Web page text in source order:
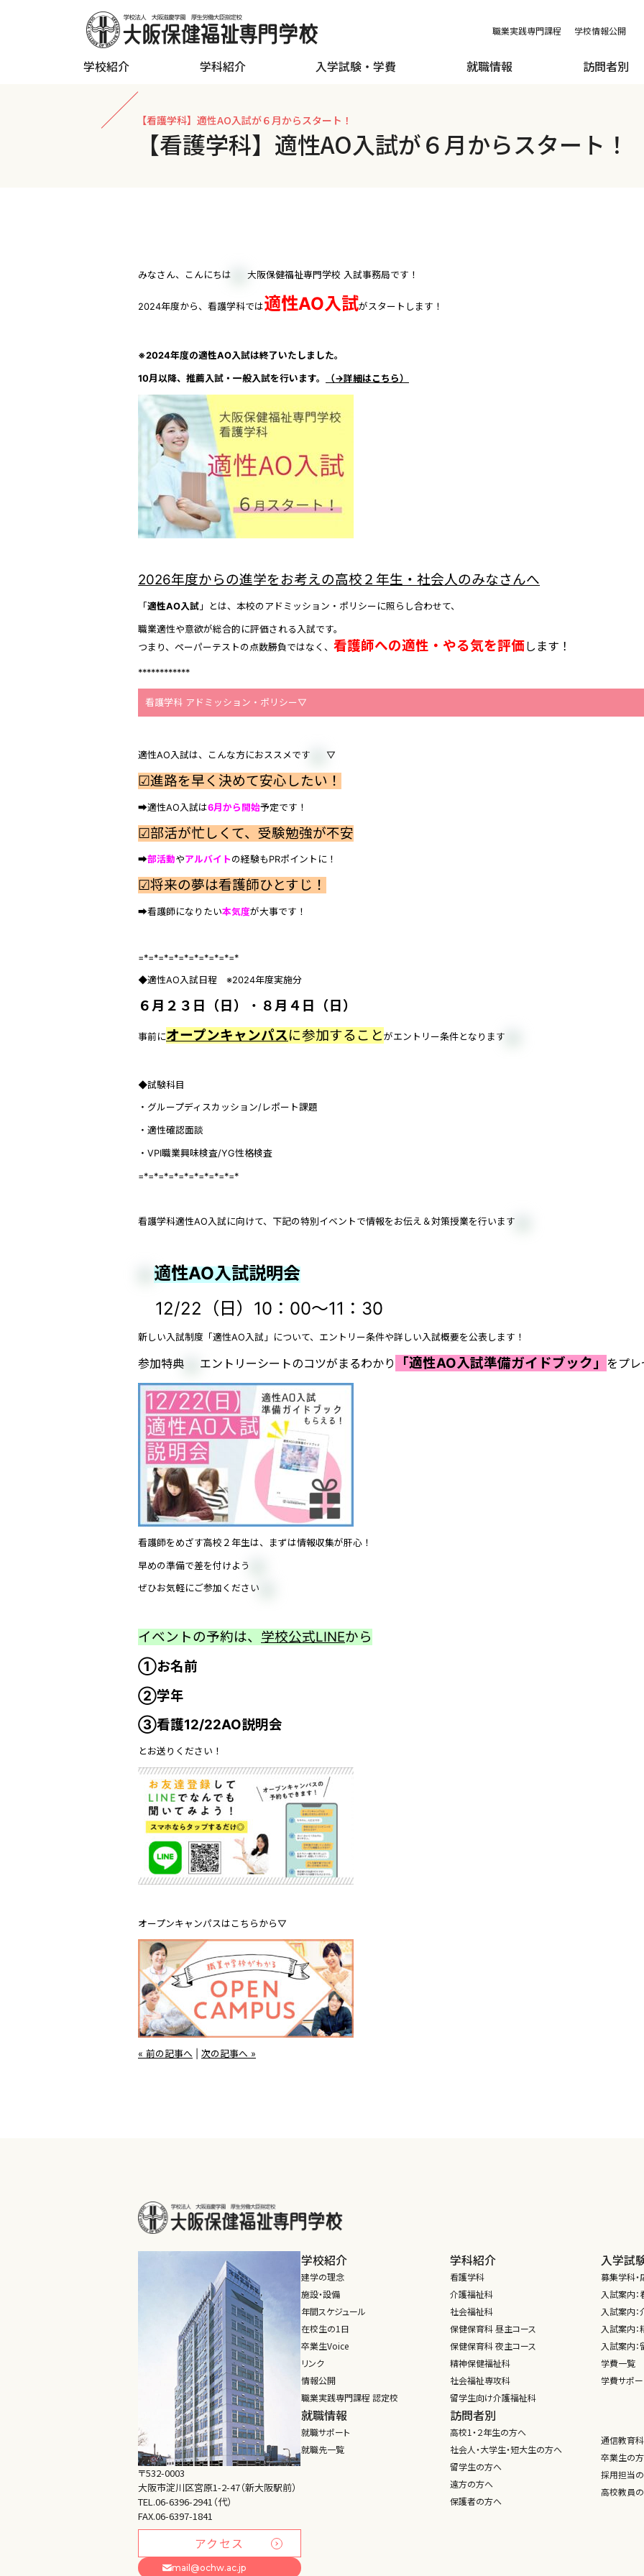
職業実践専門課程 学校情報公開
学校紹介 学科紹介 入学試験・学費 就職情報 訪問者別
【看護学科】適性AO入試が６月からスタート！
【看護学科】適性AO入試が６月からスタート！
みなさん、こんにちは 大阪保健福祉専門学校 入試事務局です！
2024年度から、看護学科では適性AO入試がスタートします！
※2024年度の適性AO入試は終了いたしました。
10月以降、推薦入試・一般入試を行います。 （→詳細はこちら）
2026年度からの進学をお考えの高校２年生・社会人のみなさんへ
「 適性AO入試 」とは、本校のアドミッション・ポリシーに照らし合わせて、
職業適性や意欲が総合的に評価される入試です。
つまり、ペーパーテストの点数勝負ではなく、 看護師への適性・やる気を評価します！
************
看護学科 アドミッション・ポリシー▽
適性AO入試は、こんな方におススメです ▽
☑進路を早く決めて安心したい！
➡適性AO入試は6月から開始予定です！
☑部活が忙しくて、受験勉強が不安
➡部活動やアルバイト の経験もPRポイントに！
☑将来の夢は看護師ひとすじ！
➡看護師になりたい本気度が大事です！
=*=*=*=*=*=*=*=*=*=*
◆適性AO入試日程 ※2024年度実施分
６月２３日（日） ・ ８月４日（日）
事前にオープンキャンパスに参加すること がエントリー条件となります
◆試験科目
・グループディスカッション/レポート課題
・適性確認面談
・VPI職業興味検査/YG性格検査
=*=*=*=*=*=*=*=*=*=*
看護学科適性AO入試に向けて、下記の特別イベントで情報をお伝え＆対策授業を行います
適性AO入試説明会
12/22（日）10：00～11：30
新しい入試制度「適性AO入試」について、エントリー条件や詳しい入試概要を公表します！
参加特典 エントリーシートのコツがまるわかり 「適性AO入試準備ガイドブック」 をプ
看護師をめざす高校２年生は、まずは情報収集が肝心！
早めの準備で差を付けよう
ぜひお気軽にご参加ください
イベントの予約は、 学校公式LINEから
①お名前
②学年
③看護12/22AO説明会
とお送りください！
オープンキャンパスはこちらから▽
« 前の記事へ 次の記事へ »
〒532-0003
大阪市淀川区宮原1-2-47（新大阪駅前）
TEL.06-6396-2941（代）
FAX.06-6397-1841
アクセス
mail@ochw.ac.jp
学校紹介
建学の理念
施設・設備
年間スケジュール
在校生の1日
卒業生Voice
リンク
情報公開
職業実践専門課程 認定校
学科紹介
看護学科
介護福祉科
社会福祉科
保健保育科 昼主コース
保健保育科 夜主コース
精神保健福祉科
社会福祉専攻科
留学生向け介護福祉科
入学試
募集学科
入試案内
入試案内
入試案内
入試案内
学費一覧
学費サポー
就職情報
就職サポート
就職先一覧
訪問者別
高校1・２年生の方へ
社会人・大学生・短大生の方へ
留学生の方へ
遠方の方へ
保護者の方へ
通信教育
卒業生の
採用担当
高校教員